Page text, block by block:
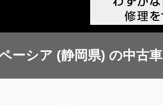
ーシア (静岡県) の中古車